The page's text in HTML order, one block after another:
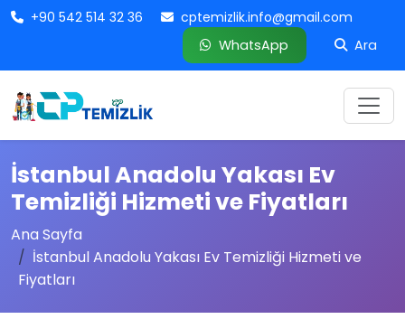
+90 542 514 32 36
cptemizlik.info@gmail.com
WhatsApp
Ara
İstanbul Anadolu Yakası Ev
Temizliği Hizmeti ve Fiyatları
Ana Sayfa
İstanbul Anadolu Yakası Ev Temizliği Hizmeti ve
Fiyatları